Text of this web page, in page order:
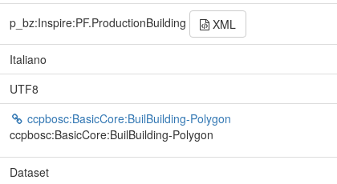
p_bz:Inspire:PF.ProductionBuilding XML
Italiano
UTF8
ccpbosc:BasicCore:BuilBuilding-Polygon
ccpbosc:BasicCore:BuilBuilding-Polygon
Dataset